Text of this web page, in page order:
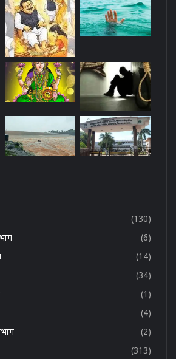
(130)
(6)
(14)
(34)
(1)
(4)
(2)
(313)